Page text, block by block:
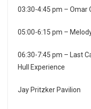
03:30-4:45 pm – Omar
05:00-6:15 pm –
06:30-7:45 pm – Last
Hull Experience
Jay Pritzker Pavilion